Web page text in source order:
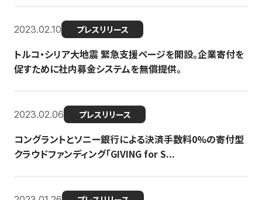
2023.02.10 プレスリリース
トルコ・シリア大地震 緊急支援ページを開設。企業寄付を
促すために社内募金システムを無償提供。
2023.02.06 プレスリリース
コングラントとソニー銀行による決済手数料0%の寄付型
クラウドファンディング「GIVING for S...